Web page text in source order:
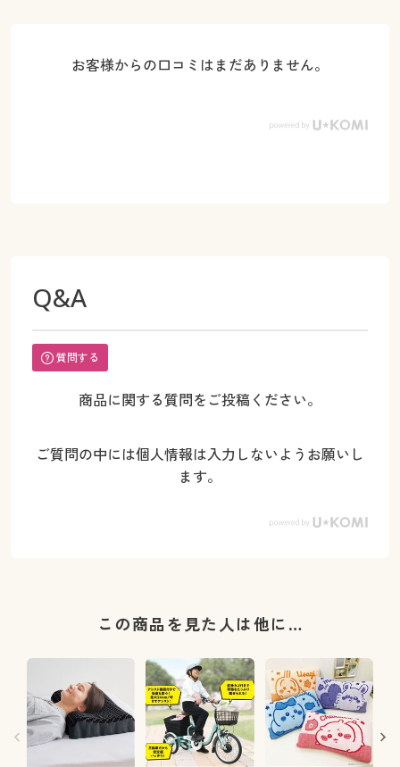
お客様からの口コミはまだありません。
Q&A
質問する
商品に関する質問をご投稿ください。
ご質問の中には個人情報は入力しないようお願いし
ます。
この商品を見た人は他に…